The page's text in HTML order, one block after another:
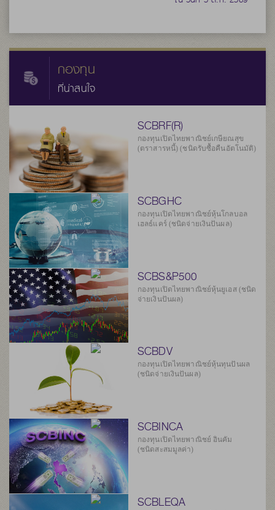
กองทุน
ที่น่าสนใจ
SCBRF(R)
กองทุนเปิดไทยพาณิชย์เกษียณสุข
(ตราสารหนี้) (ชนิดรับซื้อคืนอัตโนมัติ)
SCBGHC
กองทุนเปิดไทยพาณิชย์หุ้นโกลบอล
เฮลธ์แคร์ (ชนิดจ่ายเงินปันผล)
SCBS&P500
กองทุนเปิดไทยพาณิชย์หุ้นยูเอส (ชนิด
จ่ายเงินปันผล)
SCBDV
กองทุนเปิดไทยพาณิชย์หุ้นทุนปันผล
(ชนิดจ่ายเงินปันผล)
SCBINCA
กองทุนเปิดไทยพาณิชย์ อินคัม
(ชนิดสะสมมูลค่า)
SCBLEQA